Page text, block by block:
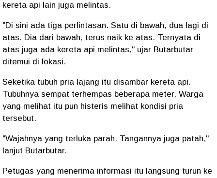
kereta api lain juga melintas.
"Di sini ada tiga perlintasan. Satu di bawah, dua lagi di
atas. Dia dari bawah, terus naik ke atas. Ternyata di
atas juga ada kereta api melintas," ujar Butarbutar
ditemui di lokasi.
Seketika tubuh pria lajang itu disambar kereta api.
Tubuhnya sempat terhempas beberapa meter. Warga
yang melihat itu pun histeris melihat kondisi pria
tersebut.
"Wajahnya yang terluka parah. Tangannya juga patah,"
lanjut Butarbutar.
Petugas yang menerima informasi itu langsung turun ke